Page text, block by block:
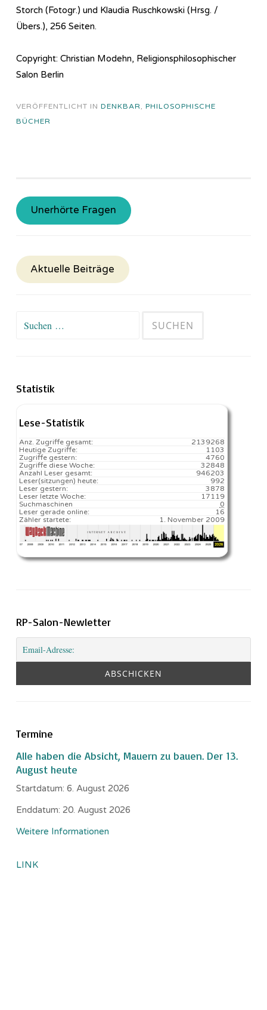
Storch (Fotogr.) und Klaudia Ruschkowski (Hrsg. /
Übers.), 256 Seiten.
Copyright: Christian Modehn, Religionsphilosophischer
Salon Berlin
VERÖFFENTLICHT IN DENKBAR, PHILOSOPHISCHE
BÜCHER
Unerhörte Fragen
Aktuelle Beiträge
Suchen
Statistik
Lese-Statistik
2139268
Anz. Zugriffe gesamt:
1103
Heutige Zugriffe:
4760
Zugriffe gestern:
32848
Zugriffe diese Woche:
946203
Anzahl Leser gesamt:
992️
Leser(sitzungen) heute:
3878
Leser gestern:
17119️
Leser letzte Woche:
0
Suchmaschinen
16
Leser gerade online:
1. November 2009
Zähler startete:
RP-Salon-Newletter
Termine
Alle haben die Absicht, Mauern zu bauen. Der 13.
August heute
Startdatum: 6. August 2026
Enddatum: 20. August 2026
Weitere Informationen
LINK